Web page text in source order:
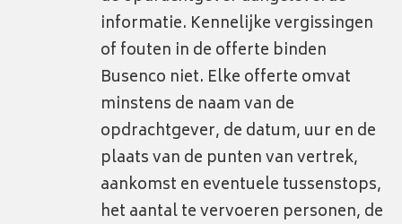
informatie. Kennelijke vergissingen
of fouten in de offerte binden
Busenco niet. Elke offerte omvat
minstens de naam van de
opdrachtgever, de datum, uur en de
plaats van de punten van vertrek,
aankomst en eventuele tussenstops,
het aantal te vervoeren personen, de